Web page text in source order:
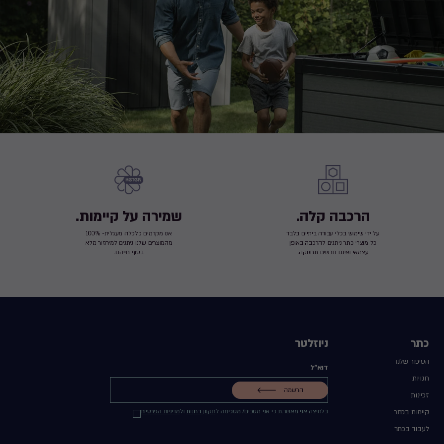
הרכבה קלה.
על ידי שימוש בכלי עבודה ביתיים בלבד
כל מוצרי כתר ניתנים להרכבה באופן
עצמאי ואינם דורשים תחזוקה.
שמירה על קיימות.
אנו מקדמים כלכלה מעגלית- 100%
מהמוצרים שלנו ניתנים למיחזור מלא
בסוף חייהם.
כתר
הסיפור שלנו
חנויות
זכיינות
קיימות בכתר
לעבוד בכתר
ניוזלטר
דוא"ל
בלחיצה אני מאשר.ת כי אני מסכים/ מסכימה לתקנון החנותולמדיניות הפרטיות
הרשמה